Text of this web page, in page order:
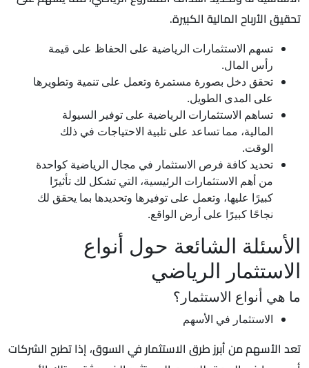
تحقيق الأرباح المالية الكبيرة.
تسهم الاستثمارات الرياضية على الحفاظ على قيمة
رأس المال.
تحقق دخل بصورة مستمرة وتعمل على تنمية وتطويرها
على المدى الطويل.
تساهم الاستثمارات الرياضية على توفير السيولة
المالية، مما تساعد على تلبية الاحتياجات في ذلك
الوقت.
تحديد كافة فرص الاستثمار في مجال الرياضية كواحدة
من أهم الاستثمارات الرئيسية، التي تشكل لك تأثيرًا
كبيرًا عليها، وتعمل على توفيرها وتحديدها بما يحقق لك
نجاحًا كبيرًا على أرض الواقع.
الأسئلة الشائعة حول أنواع
الاستثمار الرياضي
ما هي أنواع الاستثمار؟
الاستثمار في الأسهم
تعد الأسهم من أبرز طرق الاستثمار في السوق، إذا تطرح الشركات